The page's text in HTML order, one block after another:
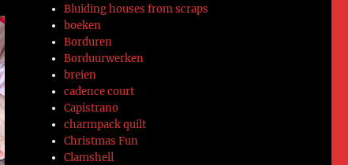
Bluiding houses from scraps
boeken
Borduren
Borduurwerken
breien
cadence court
Capistrano
charmpack quilt
Christmas Fun
Clamshell